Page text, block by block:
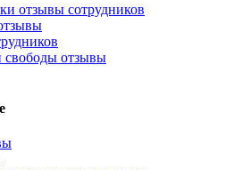
отзывы сотрудников
свободы отзывы